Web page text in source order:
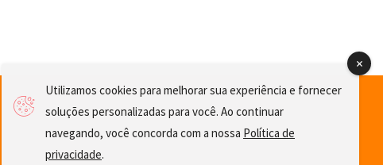
Utilizamos cookies para melhorar sua experiência e fornecer
soluções personalizadas para você. Ao continuar
navegando, você concorda com a nossa Política de
privacidade.